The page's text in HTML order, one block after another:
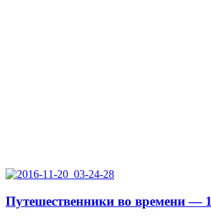
Путешественники во времени — 1